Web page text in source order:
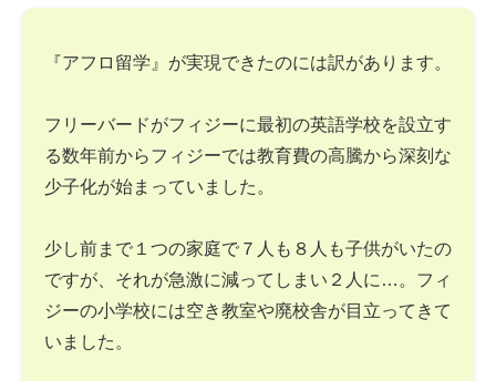
『アフロ留学』が実現できたのには訳があります。
フリーバードがフィジーに最初の英語学校を設立す
る数年前からフィジーでは教育費の高騰から深刻な
少子化が始まっていました。
少し前まで１つの家庭で７人も８人も子供がいたの
ですが、それが急激に減ってしまい２人に…。フィ
ジーの小学校には空き教室や廃校舎が目立ってきて
いました。